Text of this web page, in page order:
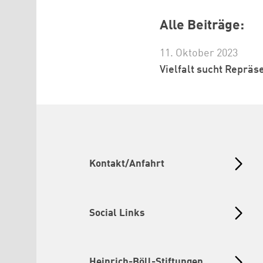
Alle Beiträge:
11. Oktober 2023
Vielfalt sucht
Kontakt/Anfahrt
Social Links